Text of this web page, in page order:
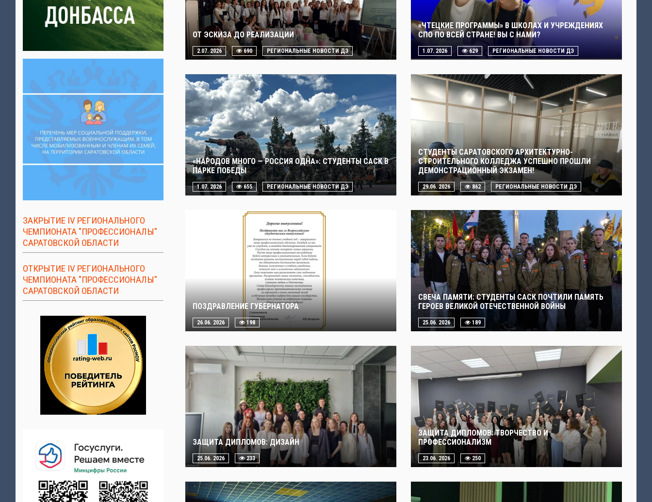
ЗАКРЫТИЕ IV РЕГИОНАЛЬНОГО
ЧЕМПИОНАТА "ПРОФЕССИОНАЛЫ"
САРАТОВСКОЙ ОБЛАСТИ
ОТКРЫТИЕ IV РЕГИОНАЛЬНОГО
ЧЕМПИОНАТА "ПРОФЕССИОНАЛЫ"
САРАТОВСКОЙ ОБЛАСТИ
ОТ ЭСКИЗА ДО РЕАЛИЗАЦИИ
2.07. 2026 690 РЕГИОНАЛЬНЫЕ НОВОСТИ ДЭ
«ЧТЕЦКИЕ ПРОГРАММЫ» В ШКОЛАХ И УЧРЕЖДЕНИЯХ
СПО ПО ВСЕЙ СТРАНЕ! ВЫ С НАМИ?
1.07. 2026 629 РЕГИОНАЛЬНЫЕ НОВОСТИ ДЭ
«НАРОДОВ МНОГО — РОССИЯ ОДНА»: СТУДЕНТЫ САСК В
ПАРКЕ ПОБЕДЫ
1.07. 2026 655 РЕГИОНАЛЬНЫЕ НОВОСТИ ДЭ
СТУДЕНТЫ САРАТОВСКОГО АРХИТЕКТУРНО-
СТРОИТЕЛЬНОГО КОЛЛЕДЖА УСПЕШНО ПРОШЛИ
ДЕМОНСТРАЦИОННЫЙ ЭКЗАМЕН!
29.06. 2026 862 РЕГИОНАЛЬНЫЕ НОВОСТИ ДЭ
ПОЗДРАВЛЕНИЕ ГУБЕРНАТОРА
26.06. 2026 198
СВЕЧА ПАМЯТИ: СТУДЕНТЫ САСК ПОЧТИЛИ ПАМЯТЬ
ГЕРОЕВ ВЕЛИКОЙ ОТЕЧЕСТВЕННОЙ ВОЙНЫ
25.06. 2026 189
ЗАЩИТА ДИПЛОМОВ: ДИЗАЙН
25.06. 2026 233
ЗАЩИТА ДИПЛОМОВ: ТВОРЧЕСТВО И
ПРОФЕССИОНАЛИЗМ
23.06. 2026 250